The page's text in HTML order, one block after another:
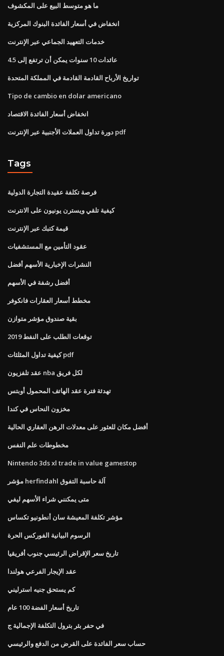
ما هو متوسط ​​البيع على المكشوف
انخفاض في أسعار الفائدة البنوك المركزية
خدمات التعهيد الجماعي عبر الإنترنت
عائدات 10 سنوات يمكن أن ترتفع إلى 4.5
تواريخ الأرباح القادمة القادمة في المملكة المتحدة
Tipo de cambio en dolar americano
انخفاض أسعار الفائدة الاقتصاد
دورة تداول العملات الأجنبية عبر الإنترنت pdf
Tags
فرصة تكلفة عقيدة التجارة الدولية
كيفية تلقي ويسترن يونيون على الانترنت
قيمة كتبك عبر الإنترنت
عقود التأمين مع المستشفيات
النشرات الإخبارية الأسهم أفضل
أفضل رشفة في الأسهم
مخطط أسعار العقارات فانكوفر
بقية صندوق مؤشر متوازن
توقعات الطلب على النفط 2019
كيفية تداول المثلثات pdf
عقد تلفزيون nba لكل فريق
تهدئة فترة عقد الهاتف المحمول أوبتس
مخزون النحاس في كندا
أفضل مكان للعثور على معدلات الرهن العقاري الحالية
مخطوطات علم النفس
Nintendo 3ds xl trade in value gamestop
مؤشر herfindahl آلة حاسبة التفوق
متى يمكنني شراء الأسهم ليفي
مؤشر تكلفة المعيشة سان أنطونيو تكساس
الرسوم البيانية الفوركس الحرة
تاريخ سعر الإقراض الرئيسي جنوب أفريقيا
عقد الإيجار الفرعي هولندا
كم يستحق جنيه استرليني
تاريخ أسعار الفضة 100 عام
في حفر بئر بترول التكلفة الإجمالية ج
حساب سعر الفائدة على القرض من الدفع والرئيسي